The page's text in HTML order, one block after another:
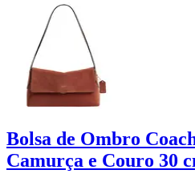
Bolsa de Ombro
Camurça e Couro 30